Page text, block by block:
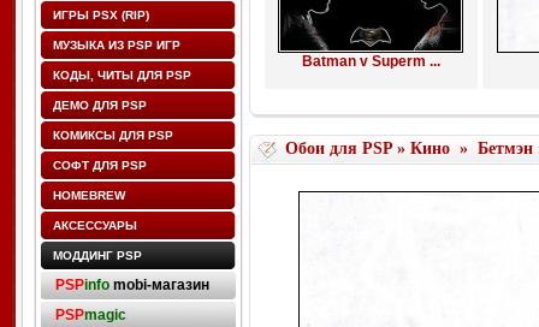
ИГРЫ PSX (RIP)
МУЗЫКА ИЗ PSP ИГР
КОДЫ, ЧИТЫ ДЛЯ PSP
ДЕМО ДЛЯ PSP
КОМИКСЫ ДЛЯ PSP
СОФТ ДЛЯ PSP
HOMEBREW
АКСЕССУАРЫ
МОДДИНГ PSP
PSPinfo mobi-магазин
PSPmagic
Batman v Superm ...
Обои для PSP» Кино» Бетмэн